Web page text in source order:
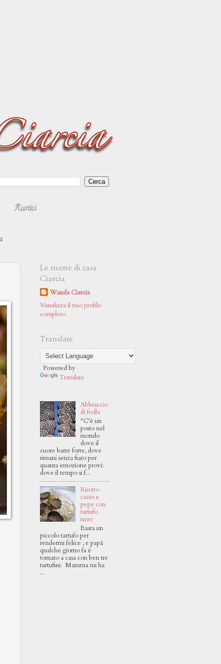
Rustici
Le ricette di casa
Ciarcia
Wanda Ciarcia
Visualizza il mio profilo
completo
Translate
Powered by
Translate
Abbraccio
di frolla
"C'è un
posto nel
mondo
dove il
cuore batte forte, dove
rimani senza fiato per
quanta emozione provi;
dove il tempo si f...
Risotto
cacio e
pepe con
tartufo
nero
Basta un
piccolo tartufo per
rendermi felice , e papà
qualche giorno fa è
tornato a casa con ben tre
tartufini. Mamma mi ha
...